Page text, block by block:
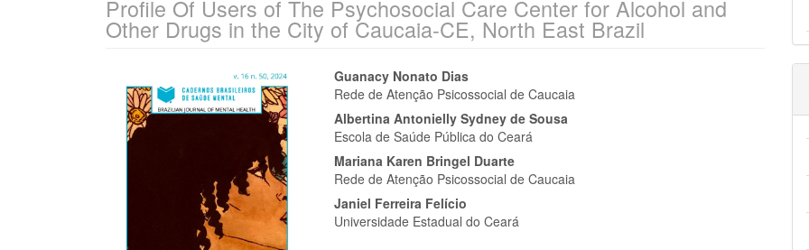
Profile Of Users of The Psychosocial Care Center for Alcohol and
Other Drugs in the City of Caucaia-CE, North East Brazil
Barra
lateral
de
Conteúdo
do
artigo
principal
Guanacy Nonato Dias
Rede de Atenção Psicossocial de Caucaia
Albertina Antonielly Sydney de Sousa
Escola de Saúde Pública do Ceará
Mariana Karen Bringel Duarte
Rede de Atenção Psicossocial de Caucaia
Janiel Ferreira Felício
Universidade Estadual do Ceará